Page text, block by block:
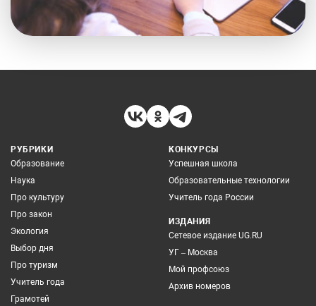
РУБРИКИ
Образование
Наука
Про культуру
Про закон
Экология
Выбор дня
Про туризм
Учитель года
Грамотей
КОНКУРСЫ
Успешная школа
Образовательные технологии
Учитель года России
ИЗДАНИЯ
Сетевое издание UG.RU
УГ – Москва
Мой профсоюз
Архив номеров